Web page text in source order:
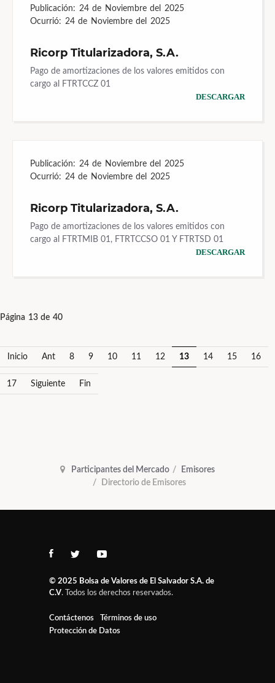
Publicación: 24 de Noviembre del 2025
Ocurrió: 24 de Noviembre del 2025
Ricorp Titularizadora, S.A.
Pago de amortizaciones de los valores emitidos con
cargo al FTRTCCZ 01
DESCARGAR
Publicación: 24 de Noviembre del 2025
Ocurrió: 24 de Noviembre del 2025
Ricorp Titularizadora, S.A.
Pago de amortizaciones de los valores emitidos con
cargo al FTRTMIB 01, FTRTCCSO 01 Y FTRTSD 01
DESCARGAR
Página 13 de 40
Inicio Ant 8 9 10 11 12 13 14 15 16
17 Siguiente Fin
Participantes del Mercado
Emisores
Directorio de Emisores
© 2025 Bolsa de Valores de El Salvador S.A. de
C.V. Todos los derechos reservados.
Contáctenos
Términos de uso
Protección de Datos